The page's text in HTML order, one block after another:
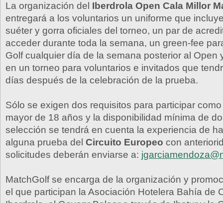
La organización del Iberdrola Open Cala Millor
entregará a los voluntarios un uniforme que
suéter y gorra oficiales del torneo, un par de
acceder durante toda la semana, un green-fee
Golf cualquier día de la semana posterior al Open
en un torneo para voluntarios e invitados que
días después de la celebración de la prueba.
Sólo se exigen dos requisitos para participar
mayor de 18 años y la disponibilidad mínima de
selección se tendrá en cuenta la experiencia de
alguna prueba del Circuito Europeo con
solicitudes deberán enviarse a:
MatchGolf se encarga de la organización y
el que participan la Asociación Hotelera Bahía de